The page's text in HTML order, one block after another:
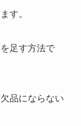
す。
足す方法で
品にならない